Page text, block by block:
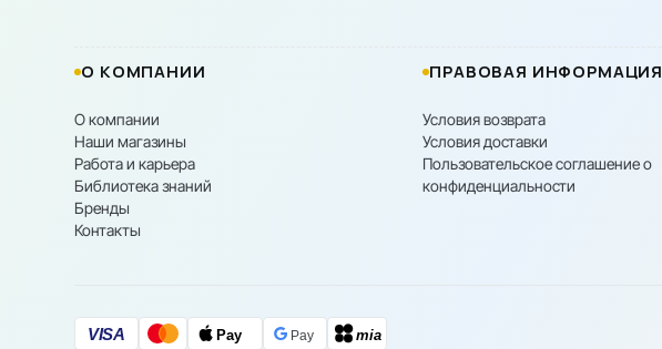
О КОМПАНИИ
О компании
Наши магазины
Работа и карьера
Библиотека знаний
Бренды
Контакты
ПРАВОВАЯ ИНФОРМАЦИЯ
Условия возврата
Условия доставки
Пользовательское соглашение о
конфиденциальности
VISA Pay Pay mia